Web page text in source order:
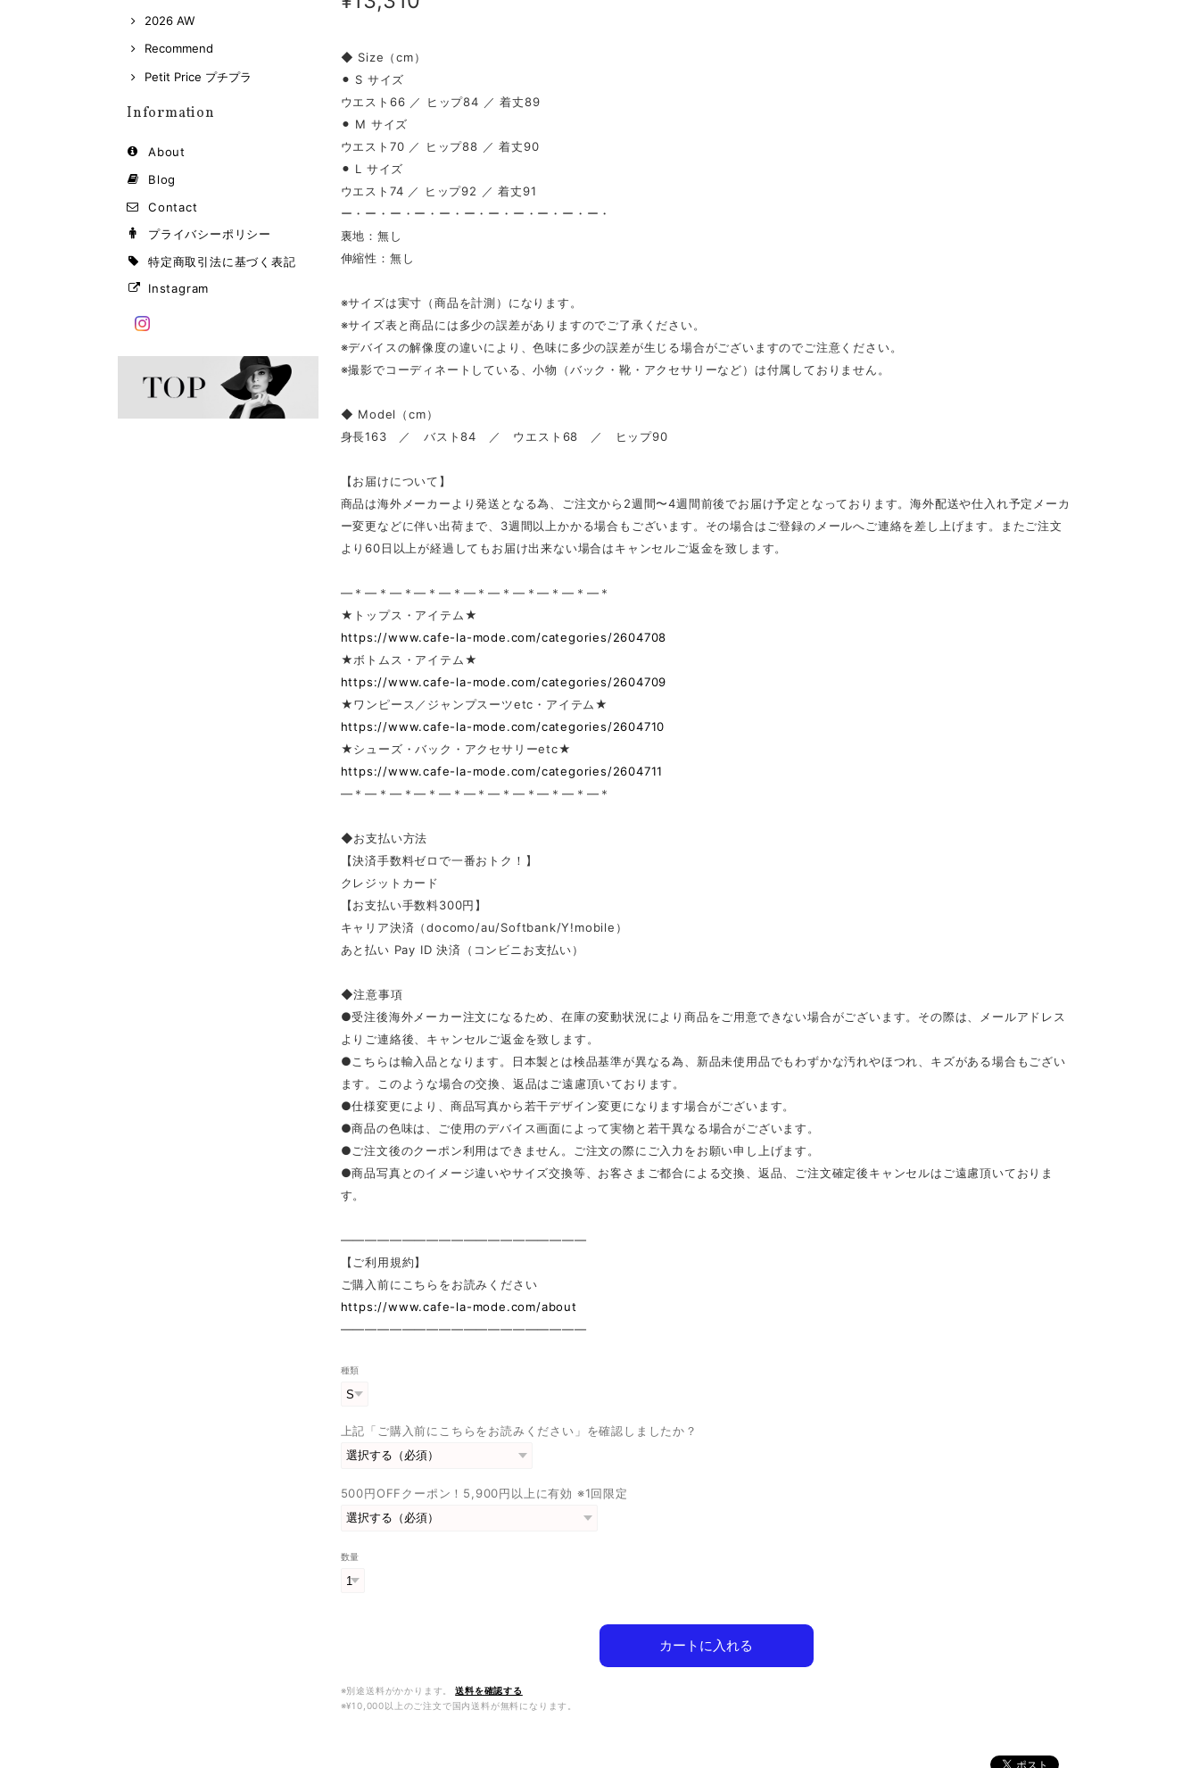
2026 AW
Recommend
Petit Price プチプラ
Information
About
Blog
Contact
プライバシーポリシー
特定商取引法に基づく表記
Instagram
◆ Size（cm）
⚫︎ S サイズ
ウエスト66 ／ ヒップ84 ／ 着丈89
⚫︎ M サイズ
ウエスト70 ／ ヒップ88 ／ 着丈90
⚫︎ L サイズ
ウエスト74 ／ ヒップ92 ／ 着丈91
ー・ー・ー・ー・ー・ー・ー・ー・ー・ー・ー・
裏地：無し
伸縮性：無し
※サイズは実寸（商品を計測）になります。
※サイズ表と商品には多少の誤差がありますのでご了承ください。
※デバイスの解像度の違いにより、色味に多少の誤差が生じる場合がございますのでご注意ください。
※撮影でコーディネートしている、小物（バック・靴・アクセサリーなど）は付属しておりません。
◆ Model（cm）
身長163 ／ バスト84 ／ ウエスト68 ／ ヒップ90
【お届けについて】
商品は海外メーカーより発送となる為、ご注文から2週間〜4週間前後でお届け予定となっております。海外配送や仕入れ予定メーカ
ー変更などに伴い出荷まで、3週間以上かかる場合もございます。その場合はご登録のメールへご連絡を差し上げます。またご注文
より60日以上が経過してもお届け出来ない場合はキャンセルご返金を致します。
—＊—＊—＊—＊—＊—＊—＊—＊—＊—＊—＊
★トップス・アイテム★
https://www.cafe-la-mode.com/categories/2604708
★ボトムス・アイテム★
https://www.cafe-la-mode.com/categories/2604709
★ワンピース／ジャンプスーツetc・アイテム★
https://www.cafe-la-mode.com/categories/2604710
★シューズ・バック・アクセサリーetc★
https://www.cafe-la-mode.com/categories/2604711
—＊—＊—＊—＊—＊—＊—＊—＊—＊—＊—＊
◆お支払い方法
【決済手数料ゼロで一番おトク！】
クレジットカード
【お支払い手数料300円】
キャリア決済（docomo/au/Softbank/Y!mobile）
あと払い Pay ID 決済（コンビニお支払い）
◆注意事項
●受注後海外メーカー注文になるため、在庫の変動状況により商品をご用意できない場合がございます。その際は、メールアドレス
よりご連絡後、キャンセルご返金を致します。
●こちらは輸入品となります。日本製とは検品基準が異なる為、新品未使用品でもわずかな汚れやほつれ、キズがある場合もござい
ます。このような場合の交換、返品はご遠慮頂いております。
●仕様変更により、商品写真から若干デザイン変更になります場合がございます。
●商品の色味は、ご使用のデバイス画面によって実物と若干異なる場合がございます。
●ご注文後のクーポン利用はできません。ご注文の際にご入力をお願い申し上げます。
●商品写真とのイメージ違いやサイズ交換等、お客さまご都合による交換、返品、ご注文確定後キャンセルはご遠慮頂いておりま
す。
————————————————————
【ご利用規約】
ご購入前にこちらをお読みください
https://www.cafe-la-mode.com/about
————————————————————
種類
上記「ご購入前にこちらをお読みください」を確認しましたか？
500円OFFクーポン！5,900円以上に有効 ※1回限定
数量
カートに入れる
※別途送料がかかります。
送料を確認する
※¥10,000以上のご注文で国内送料が無料になります。